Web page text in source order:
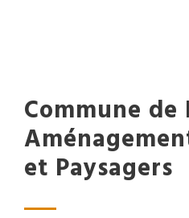
Commune
et Paysagers